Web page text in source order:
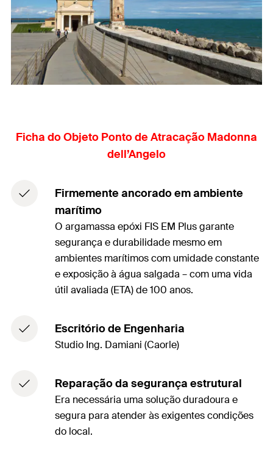
Ficha do Objeto Ponto de Atracação Madonna
dell’Angelo
Firmemente ancorado em ambiente
marítimo
O argamassa epóxi FIS EM Plus garante
segurança e durabilidade mesmo em
ambientes marítimos com umidade constante
e exposição à água salgada – com uma vida
útil avaliada (ETA) de 100 anos.
Escritório de Engenharia
Studio Ing. Damiani (Caorle)
Reparação da segurança estrutural
Era necessária uma solução duradoura e
segura para atender às exigentes condições
do local.